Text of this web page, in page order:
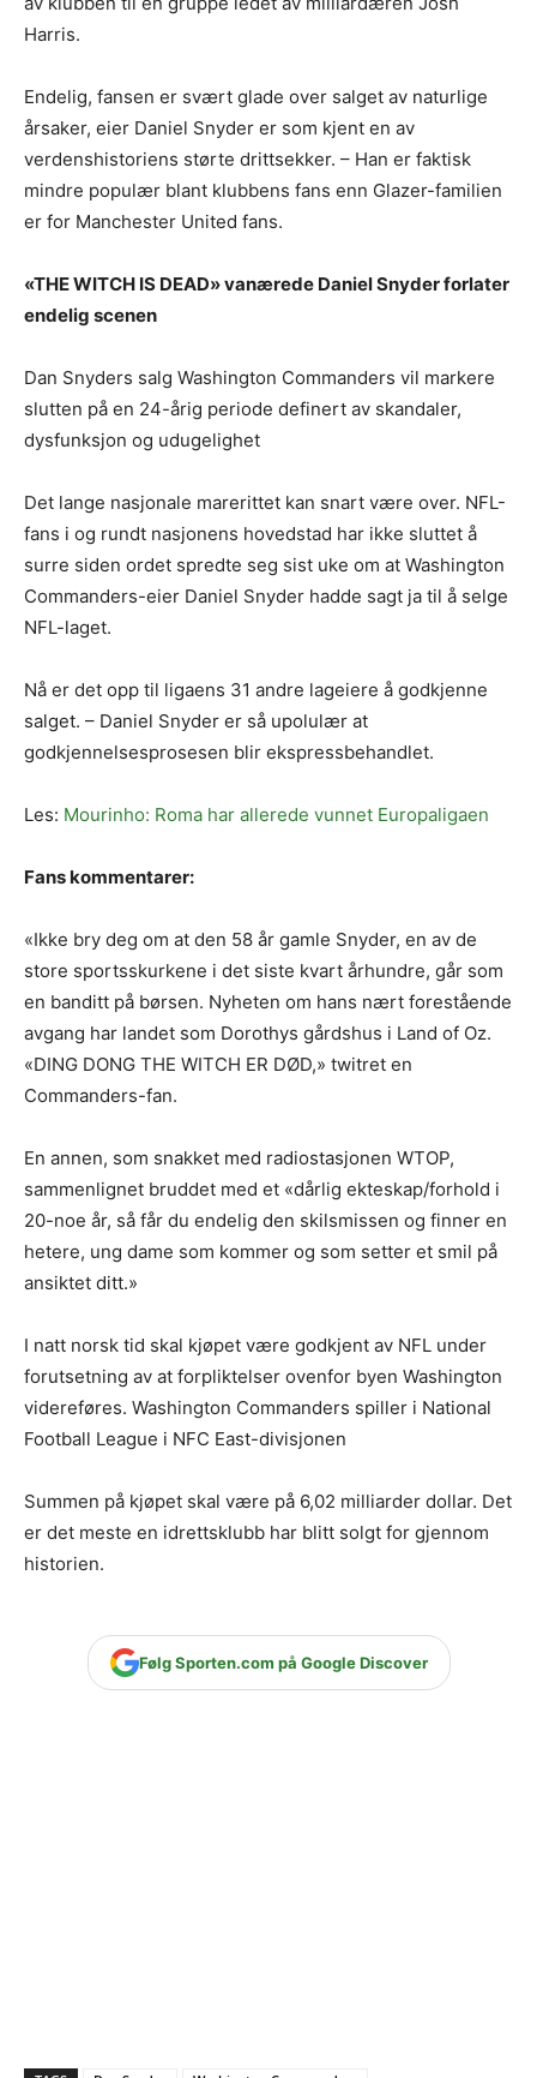
Harris.
Endelig, fansen er svært glade over salget av naturlige
årsaker, eier Daniel Snyder er som kjent en av
verdenshistoriens størte drittsekker. – Han er faktisk
mindre populær blant klubbens fans enn Glazer-familien
er for Manchester United fans.
«THE WITCH IS DEAD» vanærede Daniel Snyder forlater
endelig scenen
Dan Snyders salg Washington Commanders vil markere
slutten på en 24-årig periode definert av skandaler,
dysfunksjon og udugelighet
Det lange nasjonale marerittet kan snart være over. NFL-
fans i og rundt nasjonens hovedstad har ikke sluttet å
surre siden ordet spredte seg sist uke om at Washington
Commanders-eier Daniel Snyder hadde sagt ja til å selge
NFL-laget.
Nå er det opp til ligaens 31 andre lageiere å godkjenne
salget. – Daniel Snyder er så upolulær at
godkjennelsesprosesen blir ekspressbehandlet.
Les: Mourinho: Roma har allerede vunnet Europaligaen
Fans kommentarer:
«Ikke bry deg om at den 58 år gamle Snyder, en av de
store sportsskurkene i det siste kvart århundre, går som
en banditt på børsen. Nyheten om hans nært forestående
avgang har landet som Dorothys gårdshus i Land of Oz.
«DING DONG THE WITCH ER DØD,» twitret en
Commanders-fan.
En annen, som snakket med radiostasjonen WTOP,
sammenlignet bruddet med et «dårlig ekteskap/forhold i
20-noe år, så får du endelig den skilsmissen og finner en
hetere, ung dame som kommer og som setter et smil på
ansiktet ditt.»
I natt norsk tid skal kjøpet være godkjent av NFL under
forutsetning av at forpliktelser ovenfor byen Washington
videreføres. Washington Commanders spiller i National
Football League i NFC East-divisjonen
Summen på kjøpet skal være på 6,02 milliarder dollar. Det
er det meste en idrettsklubb har blitt solgt for gjennom
historien.
Følg Sporten.com på Google Discover